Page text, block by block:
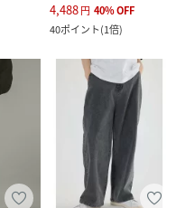
4,488円 40%OFF
40ポイント(1倍)